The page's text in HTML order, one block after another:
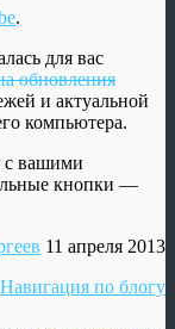
.
для вас
обновления
и актуальной
компьютера.
с вашими
кнопки —
11 апреля 2013
Навигация по блогу